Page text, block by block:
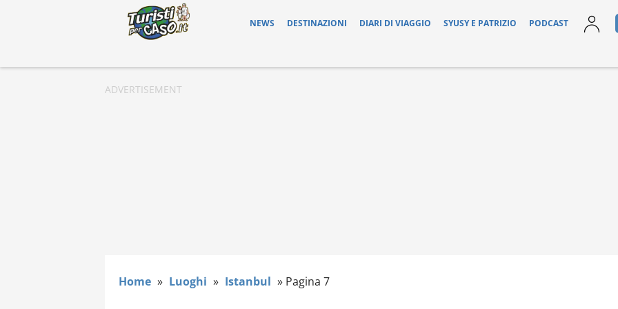
NEWS DESTINAZIONI DIARI DI VIAGGIO SYUSY E PATRIZIO PODCAST
Home » Luoghi » Istanbul » Pagina 7